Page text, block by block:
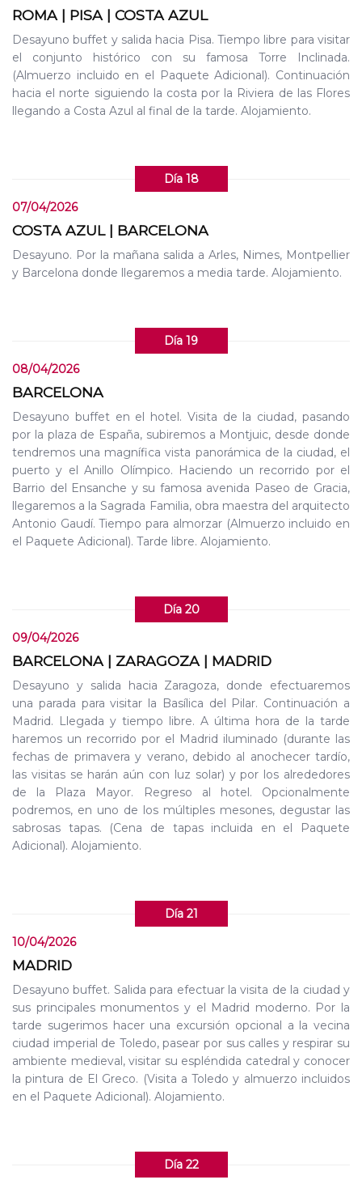
ROMA | PISA | COSTA AZUL
Desayuno buffet y salida hacia Pisa. Tiempo libre para visitar
el conjunto histórico con su famosa Torre Inclinada.
(Almuerzo incluido en el Paquete Adicional). Continuación
hacia el norte siguiendo la costa por la Riviera de las Flores
llegando a Costa Azul al final de la tarde. Alojamiento.
Día 18
07/04/2026
COSTA AZUL | BARCELONA
Desayuno. Por la mañana salida a Arles, Nimes, Montpellier
y Barcelona donde llegaremos a media tarde. Alojamiento.
Día 19
08/04/2026
BARCELONA
Desayuno buffet en el hotel. Visita de la ciudad, pasando
por la plaza de España, subiremos a Montjuic, desde donde
tendremos una magnífica vista panorámica de la ciudad, el
puerto y el Anillo Olímpico. Haciendo un recorrido por el
Barrio del Ensanche y su famosa avenida Paseo de Gracia,
llegaremos a la Sagrada Familia, obra maestra del arquitecto
Antonio Gaudí. Tiempo para almorzar (Almuerzo incluido en
el Paquete Adicional). Tarde libre. Alojamiento.
Día 20
09/04/2026
BARCELONA | ZARAGOZA | MADRID
Desayuno y salida hacia Zaragoza, donde efectuaremos
una parada para visitar la Basílica del Pilar. Continuación a
Madrid. Llegada y tiempo libre. A última hora de la tarde
haremos un recorrido por el Madrid iluminado (durante las
fechas de primavera y verano, debido al anochecer tardío,
las visitas se harán aún con luz solar) y por los alrededores
de la Plaza Mayor. Regreso al hotel. Opcionalmente
podremos, en uno de los múltiples mesones, degustar las
sabrosas tapas. (Cena de tapas incluida en el Paquete
Adicional). Alojamiento.
Día 21
10/04/2026
MADRID
Desayuno buffet. Salida para efectuar la visita de la ciudad y
sus principales monumentos y el Madrid moderno. Por la
tarde sugerimos hacer una excursión opcional a la vecina
ciudad imperial de Toledo, pasear por sus calles y respirar su
ambiente medieval, visitar su espléndida catedral y conocer
la pintura de El Greco. (Visita a Toledo y almuerzo incluidos
en el Paquete Adicional). Alojamiento.
Día 22